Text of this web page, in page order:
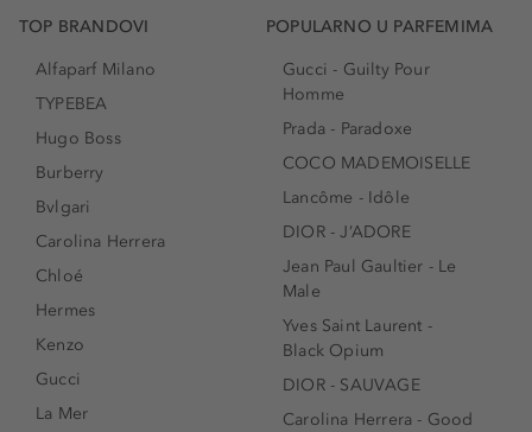
TOP BRANDOVI
Alfaparf Milano
TYPEBEA
Hugo Boss
Burberry
Bvlgari
Carolina Herrera
Chloé
Hermes
Kenzo
Gucci
La Mer
POPULARNO U PARFEMIMA
Gucci - Guilty Pour
Homme
Prada - Paradoxe
COCO MADEMOISELLE
Lancôme - Idôle
DIOR - J’ADORE
Jean Paul Gaultier - Le
Male
Yves Saint Laurent -
Black Opium
DIOR - SAUVAGE
Carolina Herrera - Good